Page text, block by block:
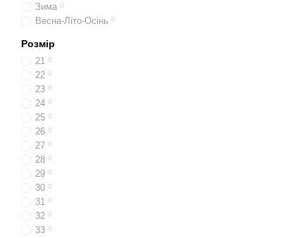
Зима 0
Весна-Літо-Осінь 0
Розмір
21 0
22 0
23 0
24 0
25 0
26 0
27 0
28 0
29 0
30 0
31 0
32 0
33 0